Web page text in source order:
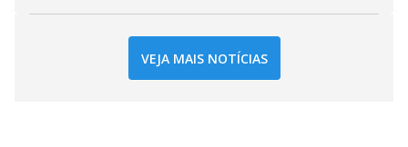
VEJA MAIS NOTÍCIAS